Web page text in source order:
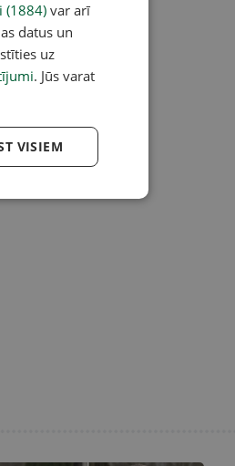
(1884) var arī
datus un
uz
. Jūs varat
VISIEM